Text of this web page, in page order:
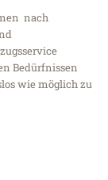
nach
Bedürfnissen
wie möglich zu